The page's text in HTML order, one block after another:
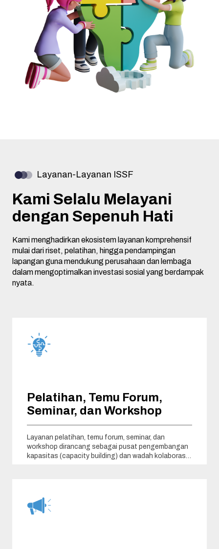
Layanan-Layanan ISSF
Kami Selalu Melayani
dengan Sepenuh Hati
Kami menghadirkan ekosistem layanan komprehensif
mulai dari riset, pelatihan, hingga pendampingan
lapangan guna mendukung perusahaan dan lembaga
dalam mengoptimalkan investasi sosial yang berdampak
nyata.
Pelatihan, Temu Forum,
Seminar, dan Workshop
Layanan pelatihan, temu forum, seminar, dan
workshop dirancang sebagai pusat pengembangan
kapasitas (capacity building) dan wadah kolaborasi